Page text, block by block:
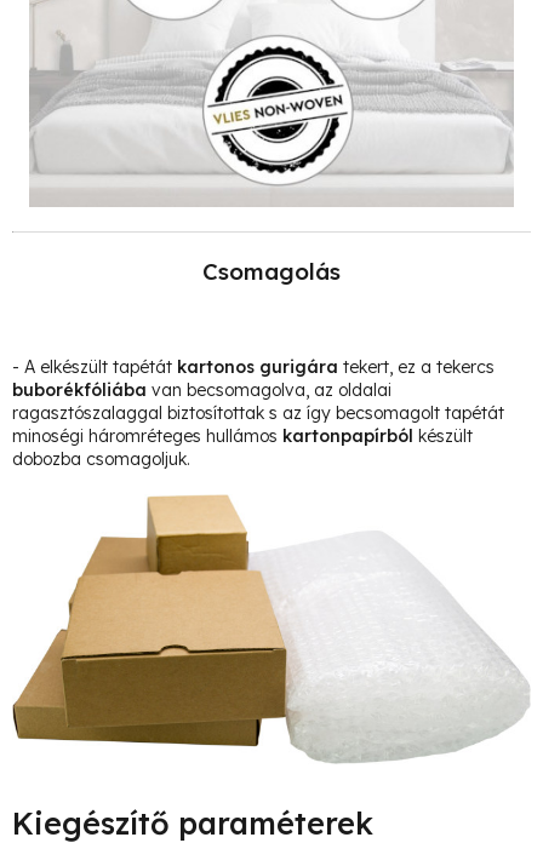
Csomagolás
- A elkészült tapétát kartonos gurigára tekert, ez a tekercs
buborékfóliába van becsomagolva, az oldalai
ragasztószalaggal biztosítottak s az így becsomagolt tapétát
minoségi háromréteges hullámos kartonpapírból készült
dobozba csomagoljuk.
Kiegészítő paraméterek